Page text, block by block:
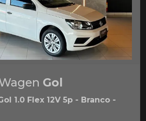
Gol
1.0 Flex 12V 5p - Branco -